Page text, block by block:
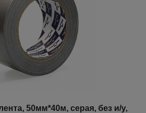
50мм*40м, серая, без и/у,